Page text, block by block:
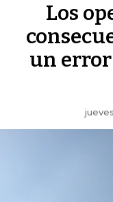
Los
un error